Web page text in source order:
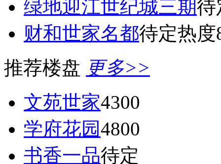
绿地迎江世纪城三期待
财和世家名都待定热度
推荐楼盘 更多>>
文苑世家4300
学府花园4800
书香一品待定